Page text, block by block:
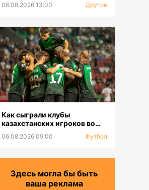
06.08.2026 13:00 Другие
Как сыграли клубы
казахстанских игроков во
06.08.2026 09:00 Футбол
Здесь могла бы быть
ваша реклама